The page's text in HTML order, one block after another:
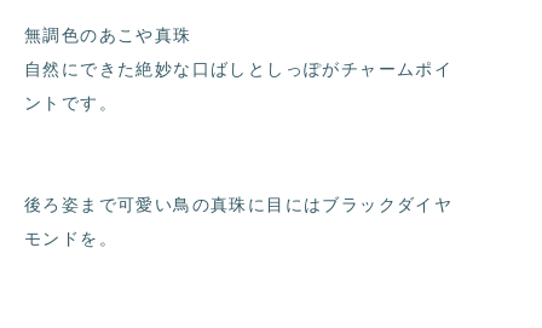
無調色のあこや真珠
自然にできた絶妙な口ばしとしっぽがチャームポイ
ントです。
後ろ姿まで可愛い鳥の真珠に目にはブラックダイヤ
モンドを。